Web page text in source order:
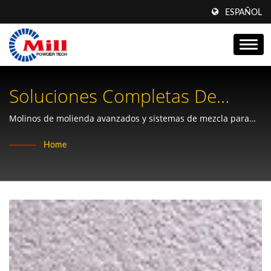
ESPAÑOL
Soluciones Completas De
Molienda Y Procesamiento De
Yeso.
Molinos de molienda avanzados y sistemas de mezcla para
químico.
Home